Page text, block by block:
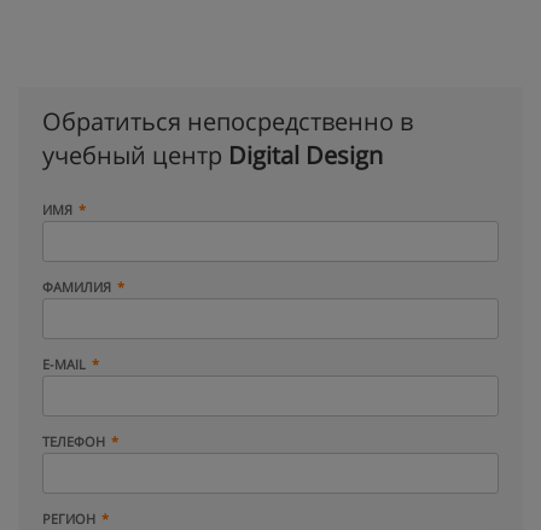
Обратиться непосредственно в
учебный центр Digital Design
ИМЯ
ФАМИЛИЯ
E-MAIL
ТЕЛЕФОН
РЕГИОН